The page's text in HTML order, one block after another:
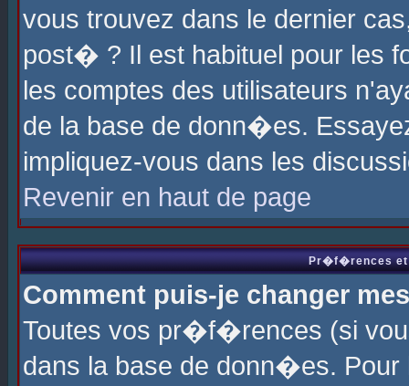
vous trouvez dans le dernier
post� ? Il est habituel pour les
les comptes des utilisateurs
de la base de donn�es.
impliquez-vous dans les
Revenir en haut de page
Pr�f�rences et
Comment puis-je changer
Toutes vos pr�f�rences (si
dans la base de donn�es.